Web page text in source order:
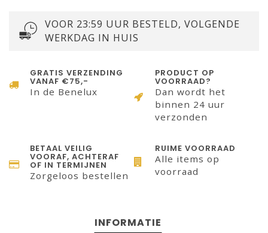
VOOR 23:59 UUR BESTELD, VOLGENDE
WERKDAG IN HUIS
GRATIS VERZENDING
VANAF €75,-
In de Benelux
PRODUCT OP
VOORRAAD?
Dan wordt het
binnen 24 uur
verzonden
BETAAL VEILIG
VOORAF, ACHTERAF
OF IN TERMIJNEN
Zorgeloos bestellen
RUIME VOORRAAD
Alle items op
voorraad
INFORMATIE